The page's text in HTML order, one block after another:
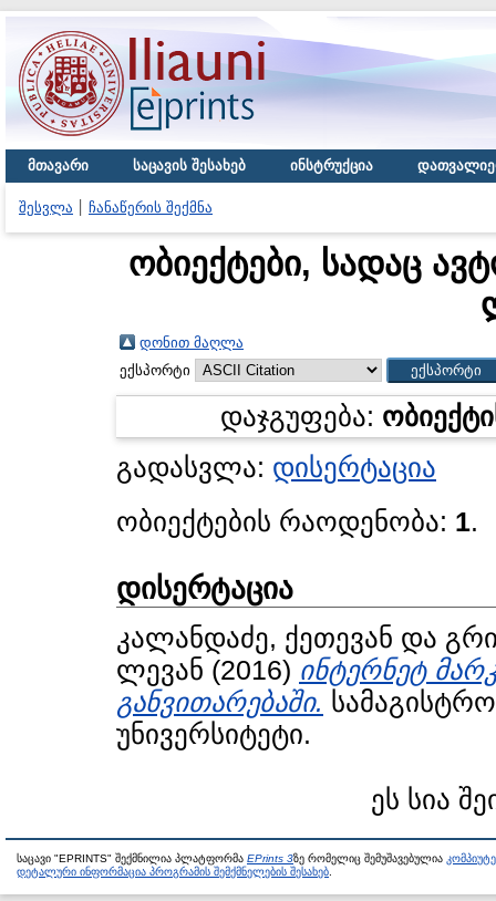
მთავარი საცავის შესახებ ინსტრუქცია
შესვლა ჩანაწერის შექმნა
ობიექტები, სადაც
დონით მაღლა
ექსპორტი
დაჯგუფება:
გადასვლა: დისერტაცია
ობიექტების რაოდენობა: 1.
დისერტაცია
კალანდაძე, ქეთევან და
ლევან (2016) ინტერნეტ
განვითარებაში.
უნივერსიტეტი.
ეს სია
საცავი "EPRINTS" შექმნილია პლატფორმა EPrints 3ზე რომელიც შემუშავებულია
დეტალური ინფორმაცია პროგრამის შემქმნელების შესახებ